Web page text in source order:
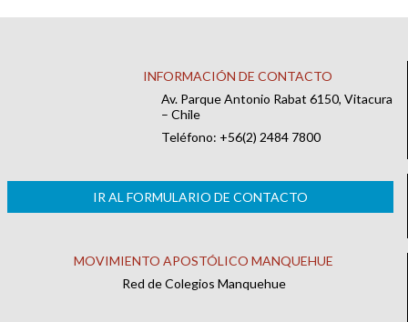
INFORMACIÓN DE CONTACTO
Av. Parque Antonio Rabat 6150, Vitacura
– Chile
Teléfono: +56(2) 2484 7800
IR AL FORMULARIO DE CONTACTO
MOVIMIENTO APOSTÓLICO MANQUEHUE
Red de Colegios Manquehue